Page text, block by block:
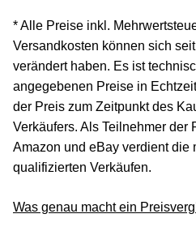
* Alle Preise inkl.
Versandkosten können sich
verändert haben. Es ist
angegebenen Preise in
der Preis zum Zeitpunkt des
Verkäufers. Als Teilnehmer der
Amazon und eBay verdient die
qualifizierten Verkäufen.
Was genau macht ein